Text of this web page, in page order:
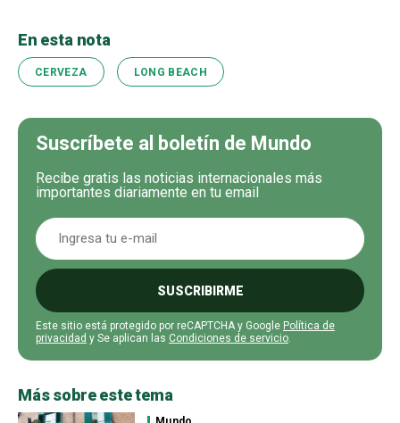
En esta nota
CERVEZA LONG BEACH
Suscríbete al boletín de Mundo
Recibe gratis las noticias internacionales más
importantes diariamente en tu email
SUSCRIBIRME
Este sitio está protegido por reCAPTCHA y Google Política de
privacidad y Se aplican las Condiciones de servicio.
Más sobre este tema